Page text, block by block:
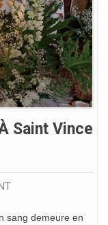
Saint Vince
sang demeure en